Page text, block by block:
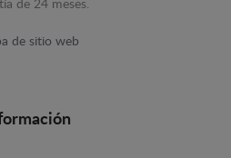
de 24 meses.
de sitio web